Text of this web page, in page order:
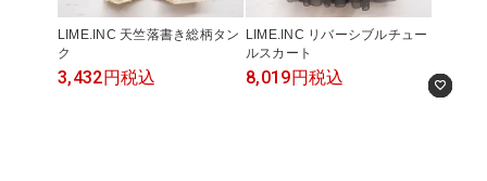
LIME.INC 天竺落書き総柄タン
ク
3,432円税込
LIME.INC リバーシブルチュー
ルスカート
8,019円税込